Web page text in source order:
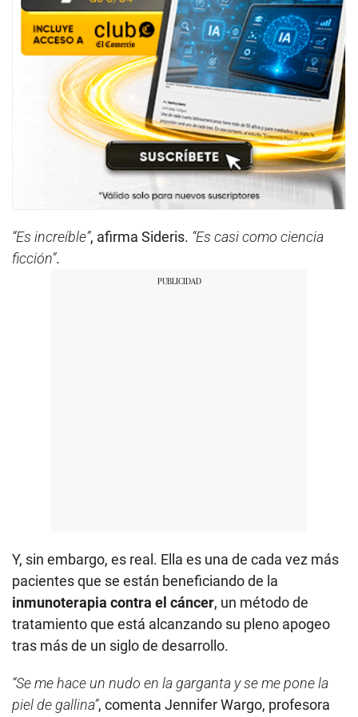
“Es increíble”, afirma Sideris. “Es casi como ciencia
ficción”.
Y, sin embargo, es real. Ella es una de cada vez más
pacientes que se están beneficiando de la
inmunoterapia contra el cáncer, un método de
tratamiento que está alcanzando su pleno apogeo
tras más de un siglo de desarrollo.
“Se me hace un nudo en la garganta y se me pone la
piel de gallina”, comenta Jennifer Wargo, profesora